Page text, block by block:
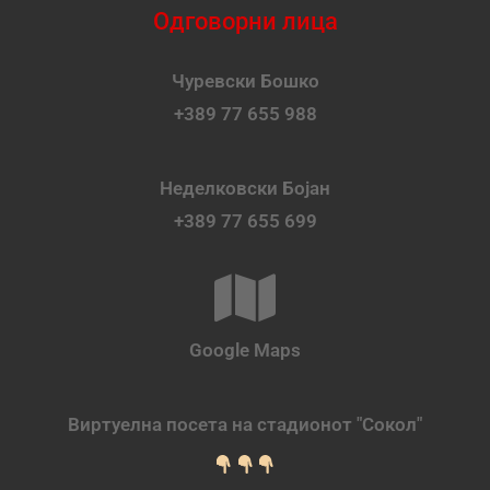
Одговорни лица
Чуревски Бошко
+389 77 655 988
Неделковски Бојан
+389 77 655 699
Google Maps
Виртуелна посета на стадионот "Сокол"